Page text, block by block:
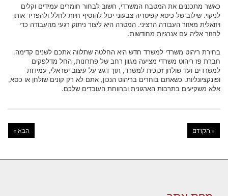
כאשר מתכננים את המטבח המשרדי, חשוב לבחור חומרים עמידים וקלים
לניקוי. שילוב של כיסא קפיטריה צבעוני יכול להוסיף חיות לחלל ולהפריד אותו
ויזואלית מאזור העבודה הרציני. המטרה היא ליצור ניתוק רגעי מהעבודה כדי
לחזור אליה עם אנרגיות מחודשות.
בחירת ריהוט משרדי למשרד חדש היא החלטה שתלווה אתכם לשנים קדימה.
חברת פז ריהוט משרדי מציעה מגוון רחב של פתרונות, החל מדלפקים
למשרדים ועד שולחן זכוכית למשרד, תוך דגש על עיצוב ישראלי, עמידות
ופונקציונליות. כשאתם בוחרים בריהוט הנכון, אתם לא רק קונים שולחן או כסא,
אלא משקיעים בתרבות הארגונית וברווחת העובדים שלכם.
« הקודם הבא »